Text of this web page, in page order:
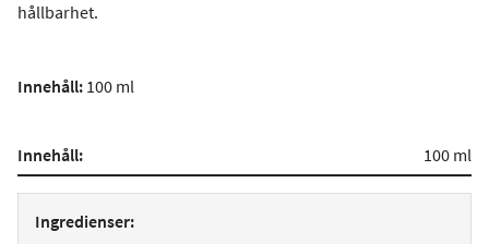
hållbarhet.
Innehåll: 100 ml
Innehåll: 100 ml
Ingredienser: